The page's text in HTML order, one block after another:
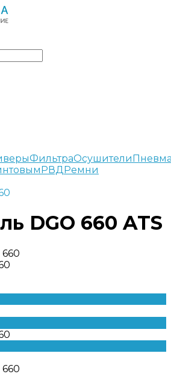
ФильтраОсушители
РВДРемни
DGO 660 ATS